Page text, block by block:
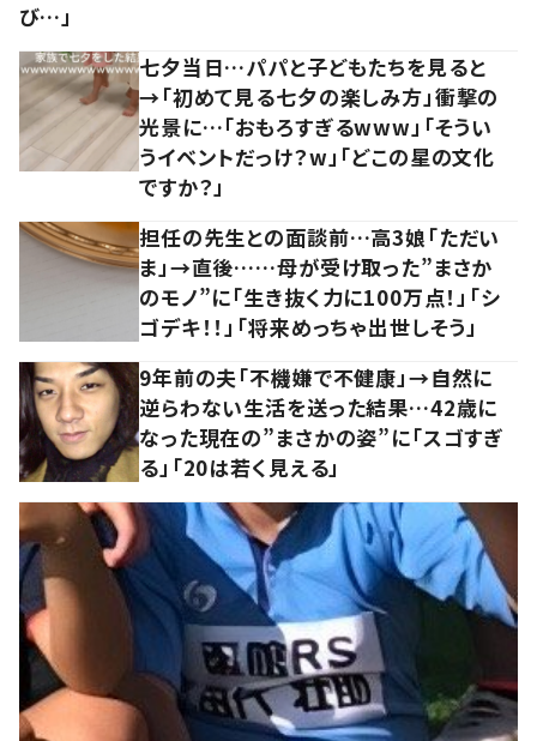
び…」
七夕当日…パパと子どもたちを見ると
→「初めて見る七夕の楽しみ方」衝撃の
光景に…「おもろすぎるwww」「そうい
うイベントだっけ？w」「どこの星の文化
ですか？」
担任の先生との面談前…高3娘「ただい
ま」→直後……母が受け取った”まさか
のモノ”に「生き抜く力に100万点！」「シ
ゴデキ！！」「将来めっちゃ出世しそう」
9年前の夫「不機嫌で不健康」→自然に
逆らわない生活を送った結果…42歳に
なった現在の”まさかの姿”に「スゴすぎ
る」「20は若く見える」